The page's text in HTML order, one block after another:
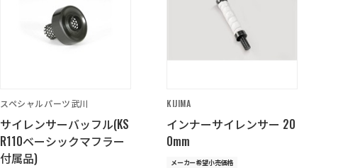
スペシャルパーツ武川
サイレンサーバッフル(KS
R110ベーシックマフラー
付属品)
KIJIMA
インナーサイレンサー 20
0mm
メーカー希望小売価格